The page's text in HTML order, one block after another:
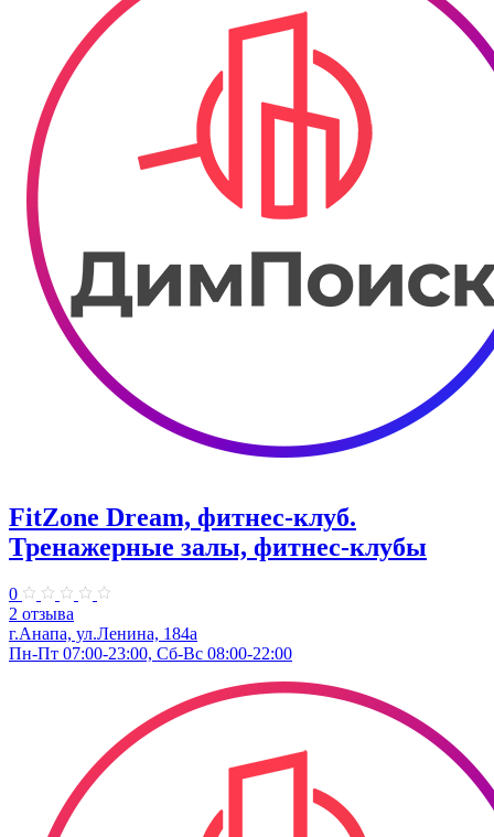
FitZone Dream, фитнес-клуб.
Тренажерные залы, фитнес-клубы
0
2 отзыва
г.Анапа, ул.Ленина, 184а
Пн-Пт 07:00-23:00, Сб-Вс 08:00-22:00